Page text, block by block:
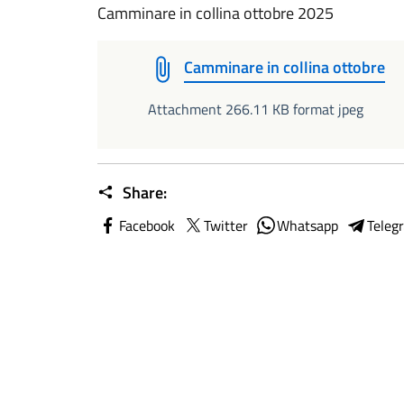
Camminare in collina ottobre 2025
Camminare in collina ottobre
Attachment 266.11 KB format jpeg
Share:
Facebook Twitter Whatsapp